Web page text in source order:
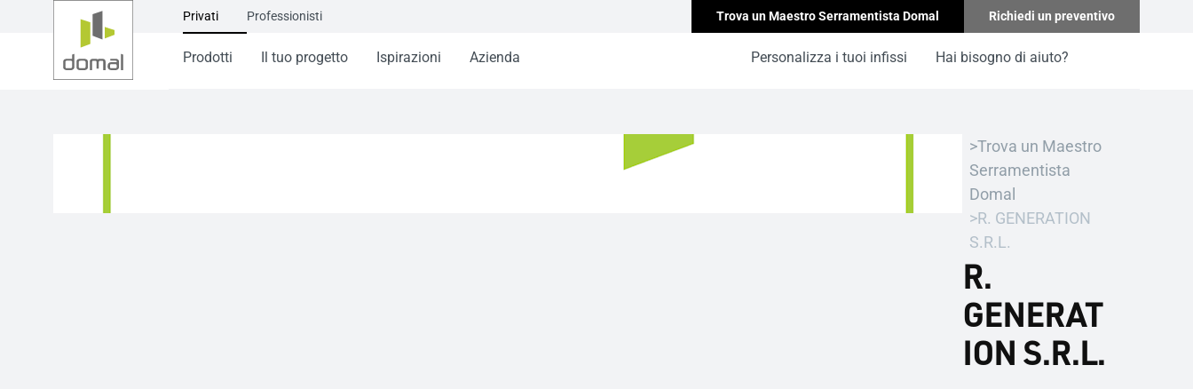
Privati Professionisti Trova un Maestro Serramentista Domal Richiedi un preventivo
Prodotti Il tuo progetto Ispirazioni Azienda Personalizza i tuoi infissi Hai bisogno di aiuto?
Trova un Maestro
Serramentista
Domal
R. GENERATION
S.R.L.
R.
GENERAT
ION S.R.L.